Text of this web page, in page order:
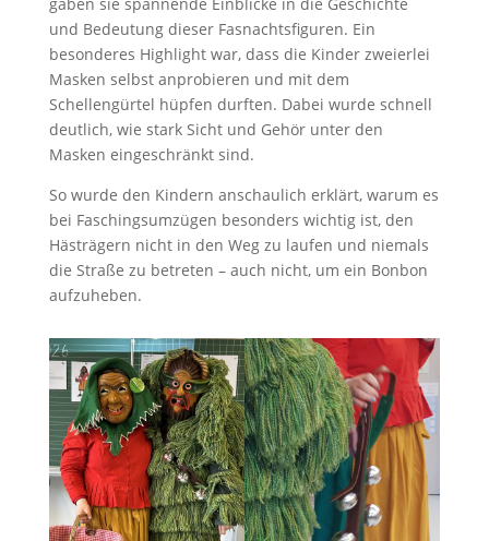
und Bedeutung dieser Fasnachtsfiguren. Ein
besonderes Highlight war, dass die Kinder zweierlei
Masken selbst anprobieren und mit dem
Schellengürtel hüpfen durften. Dabei wurde schnell
deutlich, wie stark Sicht und Gehör unter den
Masken eingeschränkt sind.
So wurde den Kindern anschaulich erklärt, warum es
bei Faschingsumzügen besonders wichtig ist, den
Hästrägern nicht in den Weg zu laufen und niemals
die Straße zu betreten – auch nicht, um ein Bonbon
aufzuheben.